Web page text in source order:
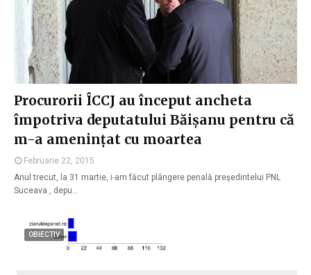
Procurorii ÎCCJ au început ancheta
împotriva deputatului Băișanu pentru că
m-a amenințat cu moartea
Februarie 22, 2015
Anul trecut, la 31 martie, i-am făcut plângere penală președintelui PNL
Suceava , depu…
OBIECTIV